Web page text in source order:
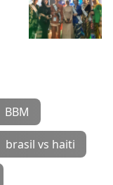
BBM
brasil vs haiti